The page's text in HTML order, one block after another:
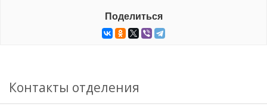
Поделиться
Контакты отделения